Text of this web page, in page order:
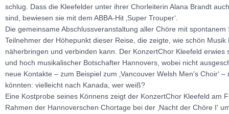
schlug. Dass die Kleefelder unter ihrer Chorleiterin Alana Brandt
sind, bewiesen sie mit dem ABBA-Hit ‚Super Trouper‘.
Die gemeinsame Abschlussveranstaltung aller Chöre mit
Teilnehmer der Höhepunkt dieser Reise, die zeigte, wie schön
näherbringen und verbinden kann. Der KonzertChor Kleefeld erwies
und hoch musikalischer Botschafter Hannovers, wobei nicht
neue Kontakte – zum Beispiel zum ‚Vancouver Welsh Men's Choir‘
könnten: vielleicht nach Kanada, wer weiß?
Eine Kostprobe seines Könnens zeigt der KonzertChor Kleefeld am
Rahmen der Hannoverschen Chortage bei der ‚Nacht der Chöre I'